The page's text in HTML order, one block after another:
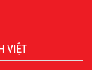
VIỆT